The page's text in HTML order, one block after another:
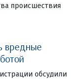
происшествия
вредные
обсудили